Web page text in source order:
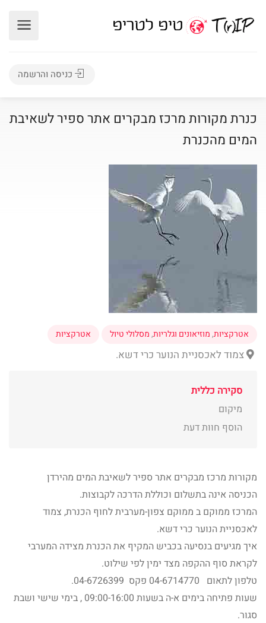
כניסה והרשמה
כנרת מקורות מרכז מבקרים אתר ספיר לשאיבת
המים מהכנרת
אטרקציות,מוזיאונים וגלריות,מסלולי טיול אטרקציות
צמוד לאכסניית הנוער כרי דשא.
סקירה כללית
מיקום
הוסף חוות דעת
מקורות מרכז מבקרים אתר ספיר לשאיבת המים מהירדן
הכניסה אינה בתשלום וכוללת הדרכה לקבוצות.
המרכז ממוקם ב ממוקם צפון-מערבית לחוף הכנרת, צמוד
לאכסניית הנוער כרי דשא.
איך מגיעים בנסיעה בכביש המקיף את הכנרת מצידה המערבי
לקראת סוף ההקפה מצד ימין לפי שילוט.
טלפון לתאום 04-6714770 פקס 04-6726399.
שעות פתיחה בימים א-ה בשעות 09:00-16:00 , בימי שישי ושבת
סגור.